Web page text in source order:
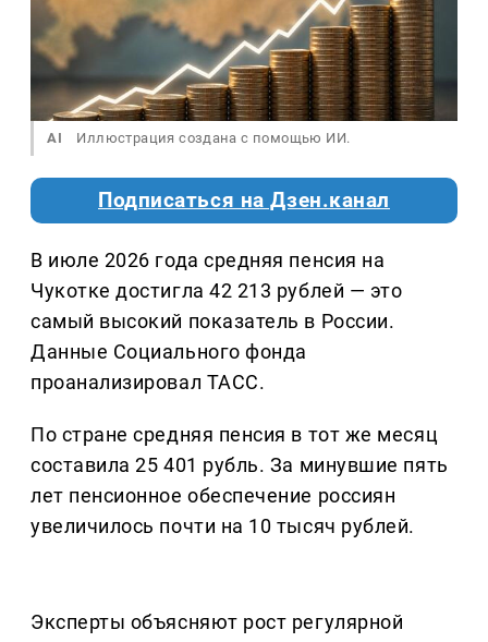
AI Иллюстрация создана с помощью ИИ.
Подписаться на Дзен.канал
В июле 2026 года средняя пенсия на
Чукотке достигла 42 213 рублей — это
самый высокий показатель в России.
Данные Социального фонда
проанализировал ТАСС.
По стране средняя пенсия в тот же месяц
составила 25 401 рубль. За минувшие пять
лет пенсионное обеспечение россиян
увеличилось почти на 10 тысяч рублей.
Эксперты объясняют рост регулярной